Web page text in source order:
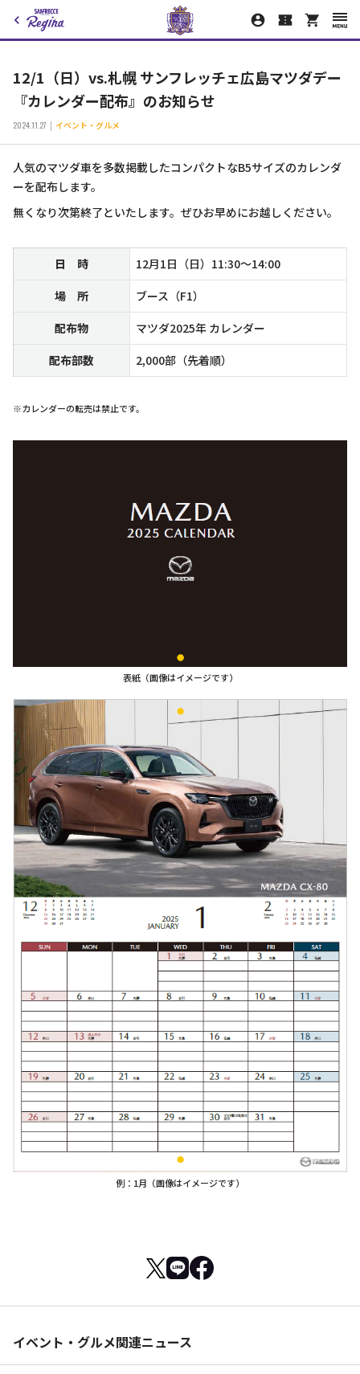
12/1（日）vs.札幌 サンフレッチェ広島マツダデー
『カレンダー配布』のお知らせ
2024.11.27 イベント・グルメ
人気のマツダ車を多数掲載したコンパクトなB5サイズのカレンダ
ーを配布します。
無くなり次第終了といたします。ぜひお早めにお越しください。
日 時
12月1日（日）11:30～14:00
場 所
ブース（F1）
配布物
マツダ2025年 カレンダー
配布部数
2,000部（先着順）
※カレンダーの転売は禁止です。
表紙（画像はイメージです）
例：1月（画像はイメージです）
イベント・グルメ関連ニュース